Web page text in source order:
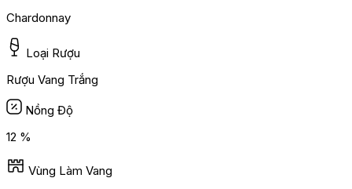
Chardonnay
Loại Rượu
Rượu Vang Trắng
Nồng Độ
12 %
Vùng Làm Vang